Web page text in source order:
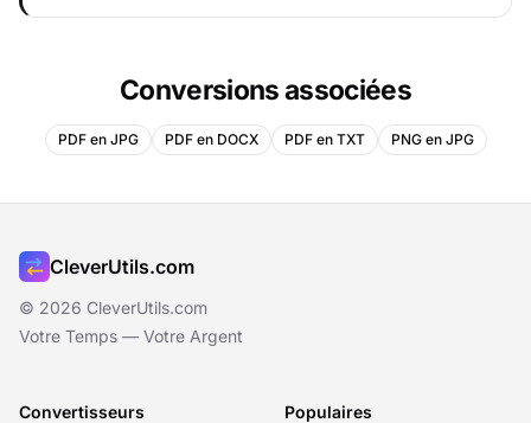
Conversions associées
PDF en JPG PDF en DOCX PDF en TXT PNG en JPG
CleverUtils.com
© 2026 CleverUtils.com
Votre Temps — Votre Argent
Convertisseurs Populaires